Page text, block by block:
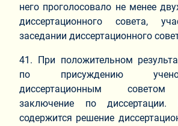
него проголосовало не менее
диссертационного совета,
заседании диссертационного
41. При положительном
по присуждению
диссертационным советом
заключение по диссертации.
содержится решение